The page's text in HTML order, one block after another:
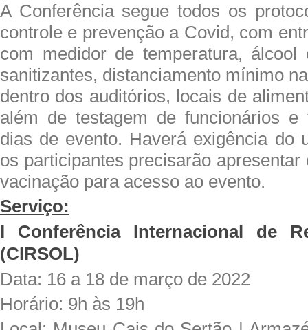
A Conferência segue todos os
controle e prevenção a Covid, com
com medidor de temperatura,
sanitizantes, distanciamento mínimo
dentro dos auditórios, locais de
além de testagem de funcionários e
dias de evento. Haverá exigência do
os participantes precisarão apresentar
vacinação para acesso ao evento.
Serviço:
I Conferência Internacional de
(CIRSOL)
Data: 16 a 18 de março de 2022
Horário: 9h às 19h